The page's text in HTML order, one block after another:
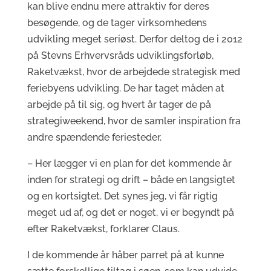
kan blive endnu mere attraktiv for deres
besøgende, og de tager virksomhedens
udvikling meget seriøst. Derfor deltog de i 2012
på Stevns Erhvervsråds udviklingsforløb,
Raketvækst, hvor de arbejdede strategisk med
feriebyens udvikling. De har taget måden at
arbejde på til sig, og hvert år tager de på
strategiweekend, hvor de samler inspiration fra
andre spændende feriesteder.
– Her lægger vi en plan for det kommende år
inden for strategi og drift – både en langsigtet
og en kortsigtet. Det synes jeg, vi får rigtig
meget ud af, og det er noget, vi er begyndt på
efter Raketvækst, forklarer Claus.
I de kommende år håber parret på at kunne